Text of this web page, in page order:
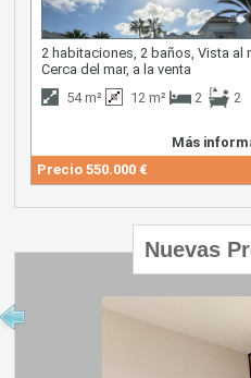
2 habitaciones, 2 baños, Vista al
Cerca del mar, a la venta
54 m²
12 m² 2 2
Más
Precio 550.000 €
Nuevas